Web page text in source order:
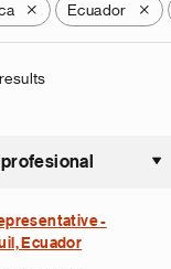
X Ecuador X
-
Ecuador